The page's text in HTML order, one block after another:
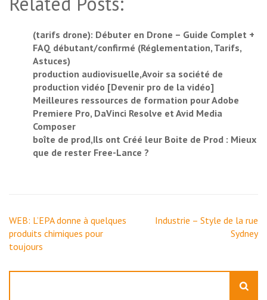
(tarifs drone): Débuter en Drone – Guide Complet +
FAQ débutant/confirmé (Réglementation, Tarifs,
Astuces)
production audiovisuelle,Avoir sa société de
production vidéo [Devenir pro de la vidéo]
Meilleures ressources de formation pour Adobe
Premiere Pro, DaVinci Resolve et Avid Media
Composer
boîte de prod,Ils ont Créé leur Boite de Prod : Mieux
que de rester Free-Lance ?
Navigation
de
l’article
WEB: L’EPA donne à quelques
produits chimiques pour
toujours
Industrie – Style de la rue
Sydney